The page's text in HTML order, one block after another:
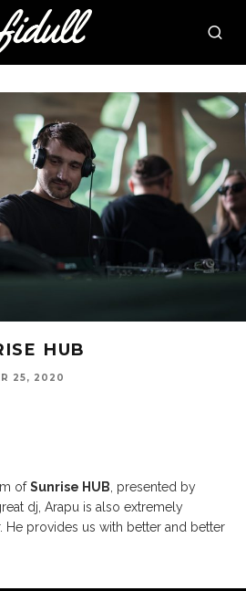
HUB
25, 2020
ofSunrise HUB, presented by
dj, Arapu is also extremely
He provides us with better and better